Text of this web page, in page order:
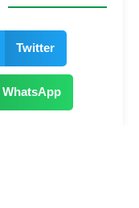
Twitter
WhatsApp